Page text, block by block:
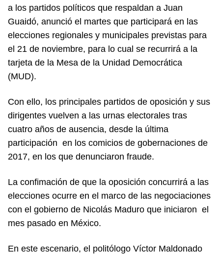
a los partidos políticos que respaldan a Juan
Guaidó, anunció el martes que participará en las
elecciones regionales y municipales previstas para
el 21 de noviembre, para lo cual se recurrirá a la
tarjeta de la Mesa de la Unidad Democrática
(MUD).
Con ello, los principales partidos de oposición y sus
dirigentes vuelven a las urnas electorales tras
cuatro años de ausencia, desde la última
participación en los comicios de gobernaciones de
2017, en los que denunciaron fraude.
La confimación de que la oposición concurrirá a las
elecciones ocurre en el marco de las negociaciones
con el gobierno de Nicolás Maduro que iniciaron el
mes pasado en México.
En este escenario, el politólogo Víctor Maldonado